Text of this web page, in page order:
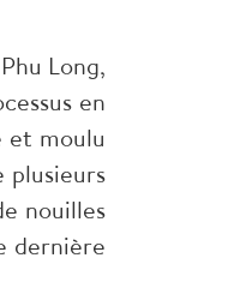
Long,
en
et moulu
plusieurs
nouilles
dernière